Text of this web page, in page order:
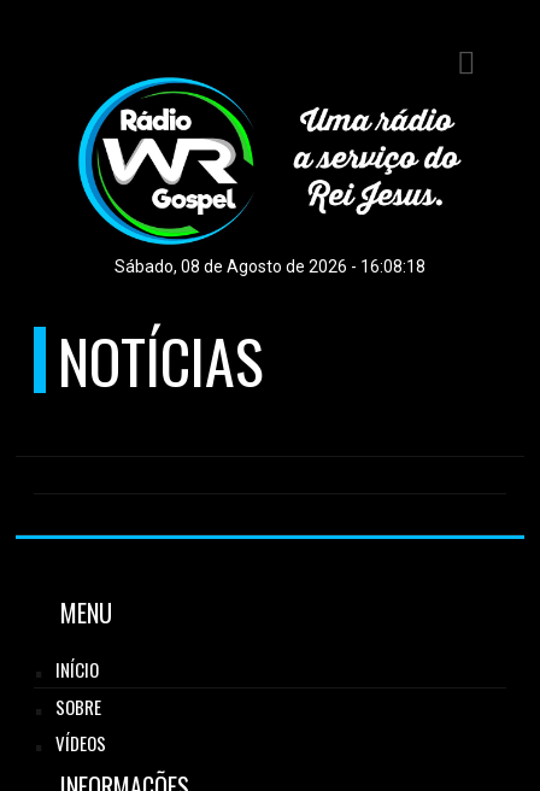
Sábado, 08 de Agosto de 2026 - 16:08:18
NOTÍCIAS
MENU
INÍCIO
SOBRE
VÍDEOS